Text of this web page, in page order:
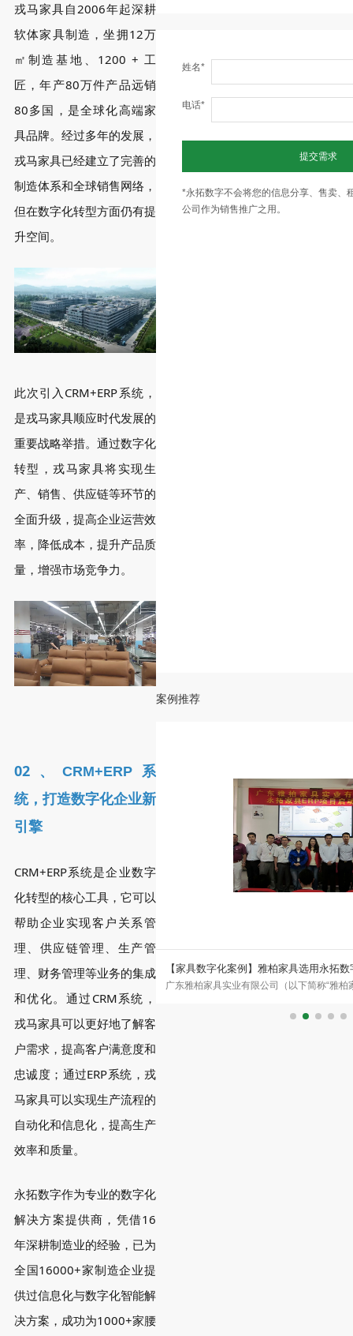
戎马家具自2006年起深耕
软体家具制造，坐拥12万
㎡制造基地、1200 + 工
匠，年产80万件产品远销
80多国，是全球化高端家
具品牌。经过多年的发展，
戎马家具已经建立了完善的
制造体系和全球销售网络，
但在数字化转型方面仍有提
升空间。
此次引入CRM+ERP系统，
是戎马家具顺应时代发展的
重要战略举措。通过数字化
转型，戎马家具将实现生
产、销售、供应链等环节的
全面升级，提高企业运营效
率，降低成本，提升产品质
量，增强市场竞争力。
02、CRM+ERP系
统，打造数字化企业新
引擎
CRM+ERP系统是企业数字
化转型的核心工具，它可以
帮助企业实现客户关系管
理、供应链管理、生产管
理、财务管理等业务的集成
和优化。通过CRM系统，
戎马家具可以更好地了解客
户需求，提高客户满意度和
忠诚度；通过ERP系统，戎
马家具可以实现生产流程的
自动化和信息化，提高生产
效率和质量。
永拓数字作为专业的数字化
解决方案提供商， 凭借16
年深耕制造业的经验，已为
全国16000+家制造企业提
供过信息化与数字化智能解
决方案，成功为1000+家腰
姓名*
电话*
提交需求
*永拓数字不会将您的信息分享、售卖、
公司作为销售推广之用。
案例推荐
永拓ERP+MES驱动实木家具
实木家具生产企业。公司
【家具数字化案例】雅柏家具选用永拓
店家具数字化体系
广东雅柏家具实业有限公司（以下简称“雅